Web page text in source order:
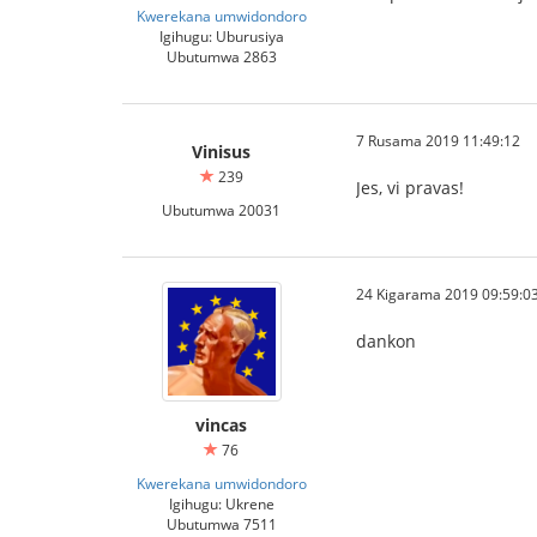
Kwerekana umwidondoro
Igihugu: Uburusiya
Ubutumwa 2863
Vinisus
239
Ubutumwa 20031
7 Rusama 2019 11:49:12
Jes, vi pravas!
vincas
76
Kwerekana umwidondoro
Igihugu: Ukrene
Ubutumwa 7511
24 Kigarama 2019
dankon